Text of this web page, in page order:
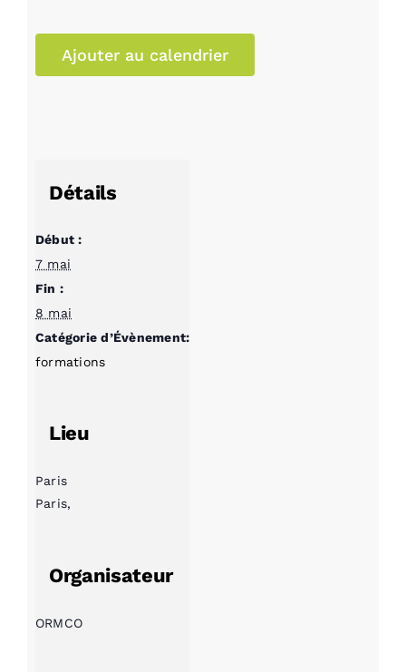
Ajouter au calendrier
Détails
Début :
7 mai
Fin :
8 mai
Catégorie d’Évènement:
formations
Lieu
Paris
Paris,
Organisateur
ORMCO